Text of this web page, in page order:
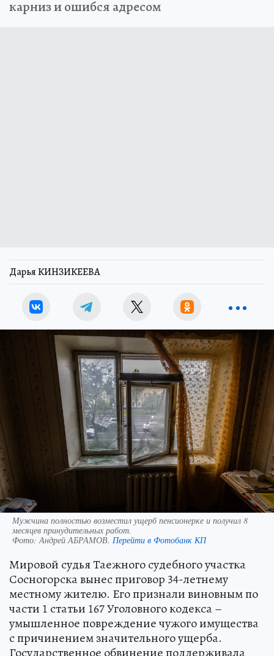
карниз и ошибся адресом
Дарья КИНЗИКЕЕВА
Мужчина полностью возместил ущерб пенсионерке и получил 8
месяцев принудительных работ.
Фото:Андрей АБРАМОВ. Перейти в Фотобанк КП
Мировой судья Таежного судебного участка
Сосногорска вынес приговор 34-летнему
местному жителю. Его признали виновным по
части 1 статьи 167 Уголовного кодекса –
умышленное повреждение чужого имущества
с причинением значительного ущерба.
Государственное обвинение поддерживала